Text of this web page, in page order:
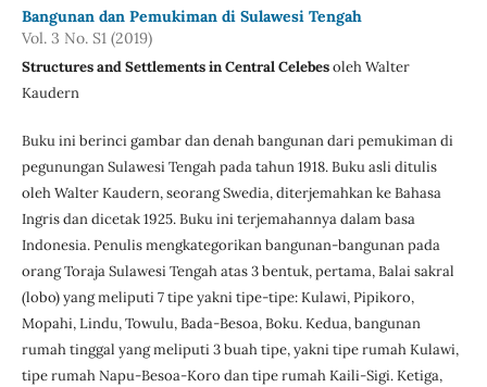
Bangunan dan Pemukiman di Sulawesi Tengah
Vol. 3 No. S1 (2019)
Structures and Settlements in Central Celebesoleh Walter
Kaudern
Buku ini berinci gambar dan denah bangunan dari pemukiman di
pegunungan Sulawesi Tengah pada tahun 1918. Buku asli ditulis
oleh Walter Kaudern, seorang Swedia, diterjemahkan ke Bahasa
Ingris dan dicetak 1925. Buku ini terjemahannya dalam basa
Indonesia. Penulis mengkategorikan bangunan-bangunan pada
orang Toraja Sulawesi Tengah atas 3 bentuk, pertama, Balai sakral
(lobo) yang meliputi 7 tipe yakni tipe-tipe: Kulawi, Pipikoro,
Mopahi, Lindu, Towulu, Bada-Besoa, Boku. Kedua, bangunan
rumah tinggal yang meliputi 3 buah tipe, yakni tipe rumah Kulawi,
tipe rumah Napu-Besoa-Koro dan tipe rumah Kaili-Sigi. Ketiga,